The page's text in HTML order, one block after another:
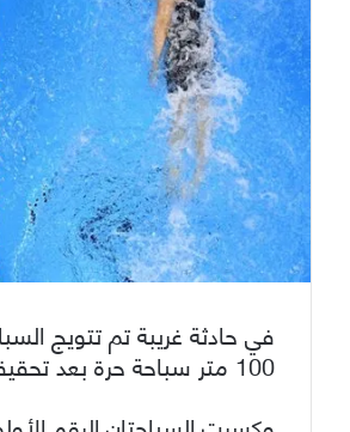
في حادثة غريبة تم تتويج
100 متر سباحة حرة بعد تحقيقهما نفس الزمن في أولمبياد ريو المقامة في البرازيل.